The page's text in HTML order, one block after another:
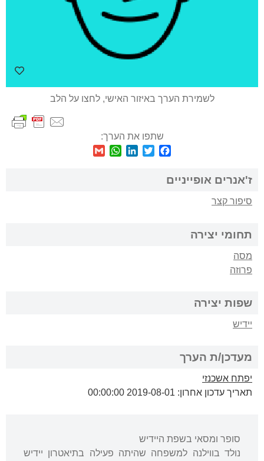
לשמירת הערך באיזור האישי, לחצו על הלב
שתפו את הערך:
Facebook
Twitter
LinkedIn
WhatsApp
ז'אנרים אופייניים
סיפור קצר
תחומי יצירה
מסה
פרוזה
שפות יצירה
יידיש
מעדכן/ת הערך
יפתח אשכנזי
תאריך עדכון אחרון: 2019-08-01 00:00:00
סופר ומסאי בשפת היידיש
נולד בווילנה למשפחה שהיתה פעילה בתיאטרון יידיש